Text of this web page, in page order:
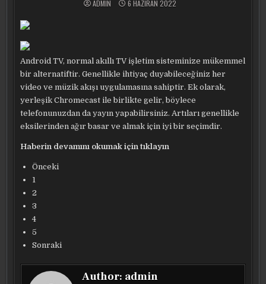
ADMIN 6 HAZIRAN 2022
Android TV, normal akıllı TV işletim sisteminize mükemmel
bir alternatiftir. Genellikle ihtiyaç duyabileceğiniz her
video ve müzik akışı uygulamasına sahiptir. Ek olarak,
yerleşik Chromecast ile birlikte gelir, böylece
telefonunuzdan da yayın yapabilirsiniz. Artıları genellikle
eksilerinden ağır basar ve almak için iyi bir seçimdir.
Haberin devamını okumak için tıklayın
Önceki
1
2
3
4
5
Sonraki
Author: admin